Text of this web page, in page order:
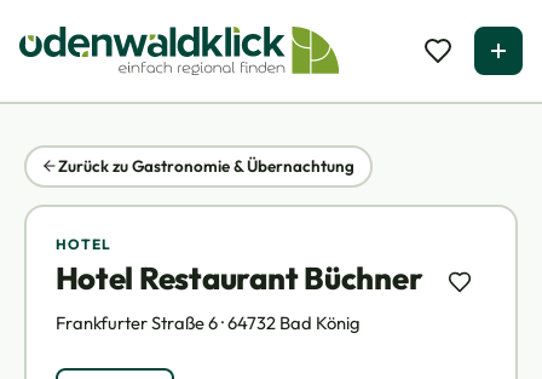
Zurück zu Gastronomie & Übernachtung
HOTEL
Hotel Restaurant Büchner
Frankfurter Straße 6 · 64732 Bad König